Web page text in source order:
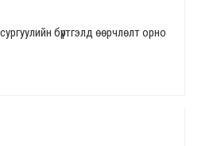
бүртгэлд өөрчлөлт орно